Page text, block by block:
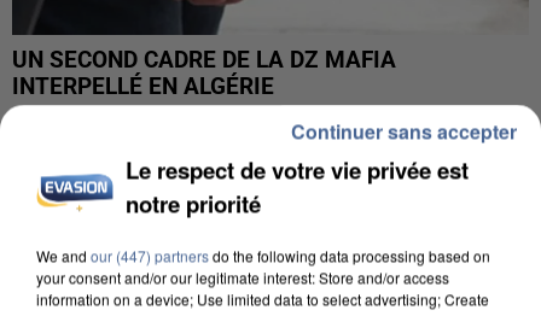
UN SECOND CADRE DE LA DZ MAFIA
INTERPELLÉ EN ALGÉRIE
Le respect de votre vie privée est
notre priorité
We and our (447) partnersdo the following data processing based on
your consent and/or our legitimate interest: Store and/or access
information on a device; Use limited data to select advertising; Create
Continuer sans accepter